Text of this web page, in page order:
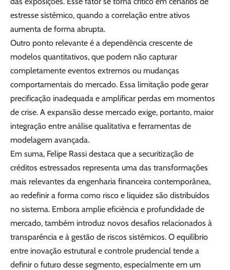
estresse sistêmico, quando a correlação entre ativos
aumenta de forma abrupta.
Outro ponto relevante é a dependência crescente de
modelos quantitativos, que podem não capturar
completamente eventos extremos ou mudanças
comportamentais do mercado. Essa limitação pode gerar
precificação inadequada e amplificar perdas em momentos
de crise. A expansão desse mercado exige, portanto, maior
integração entre análise qualitativa e ferramentas de
modelagem avançada.
Em suma, Felipe Rassi destaca que a securitização de
créditos estressados representa uma das transformações
mais relevantes da engenharia financeira contemporânea,
ao redefinir a forma como risco e liquidez são distribuídos
no sistema. Embora amplie eficiência e profundidade de
mercado, também introduz novos desafios relacionados à
transparência e à gestão de riscos sistêmicos. O equilíbrio
entre inovação estrutural e controle prudencial tende a
definir o futuro desse segmento, especialmente em um